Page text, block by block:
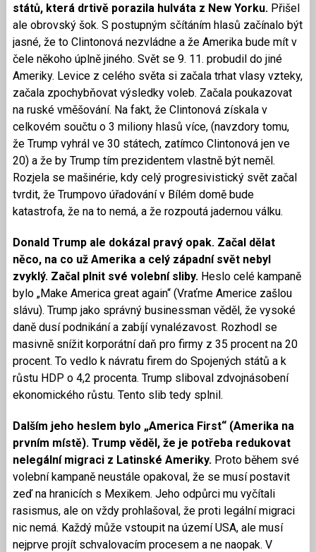
států, která drtivě porazila hulváta z New Yorku. Přišel
ale obrovský šok. S postupným sčítáním hlasů začínalo být
jasné, že to Clintonová nezvládne a že Amerika bude mít v
čele někoho úplně jiného. Svět se 9. 11. probudil do jiné
Ameriky. Levice z celého světa si začala trhat vlasy vzteky,
začala zpochybňovat výsledky voleb. Začala poukazovat
na ruské vměšování. Na fakt, že Clintonová získala v
celkovém součtu o 3 miliony hlasů více, (navzdory tomu,
že Trump vyhrál ve 30 státech, zatímco Clintonová jen ve
20) a že by Trump tím prezidentem vlastně být neměl.
Rozjela se mašinérie, kdy celý progresivistický svět začal
tvrdit, že Trumpovo úřadování v Bílém domě bude
katastrofa, že na to nemá, a že rozpoutá jadernou válku.
Donald Trump ale dokázal pravý opak. Začal dělat
něco, na co už Amerika a celý západní svět nebyl
zvyklý. Začal plnit své volební sliby. Heslo celé kampaně
bylo „Make America great again“ (Vraťme Americe zašlou
slávu). Trump jako správný businessman věděl, že vysoké
daně dusí podnikání a zabíjí vynalézavost. Rozhodl se
masivně snížit korporátní daň pro firmy z 35 procent na 20
procent. To vedlo k návratu firem do Spojených států a k
růstu HDP o 4,2 procenta. Trump sliboval zdvojnásobení
ekonomického růstu. Tento slib tedy splnil.
Dalším jeho heslem bylo „America First“ (Amerika na
prvním místě). Trump věděl, že je potřeba redukovat
nelegální migraci z Latinské Ameriky. Proto během své
volební kampaně neustále opakoval, že se musí postavit
zeď na hranicích s Mexikem. Jeho odpůrci mu vyčítali
rasismus, ale on vždy prohlašoval, že proti legální migraci
nic nemá. Každý může vstoupit na území USA, ale musí
nejprve projít schvalovacím procesem a ne naopak. V